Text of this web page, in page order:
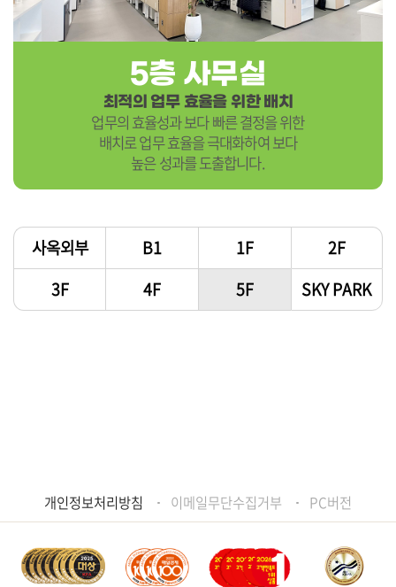
5층 사무실
최적의 업무 효율을 위한 배치
업무의 효율성과 보다 빠른 결정을 위한
배치로 업무 효율을 극대화하여 보다
높은 성과를 도출합니다.
사옥외부 B1 1F
2F
3F
4F 5F SKY PARK
개인정보처리방침 이메일무단수집거부 PC버전